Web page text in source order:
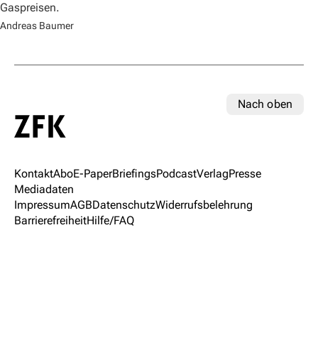
Gaspreisen.
Andreas Baumer
Nach oben
KontaktAboE-PaperBriefingsPodcastVerlagPresse
Mediadaten
ImpressumAGBDatenschutzWiderrufsbelehrung
BarrierefreiheitHilfe/FAQ